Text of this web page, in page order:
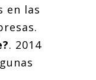
en las
. 2014